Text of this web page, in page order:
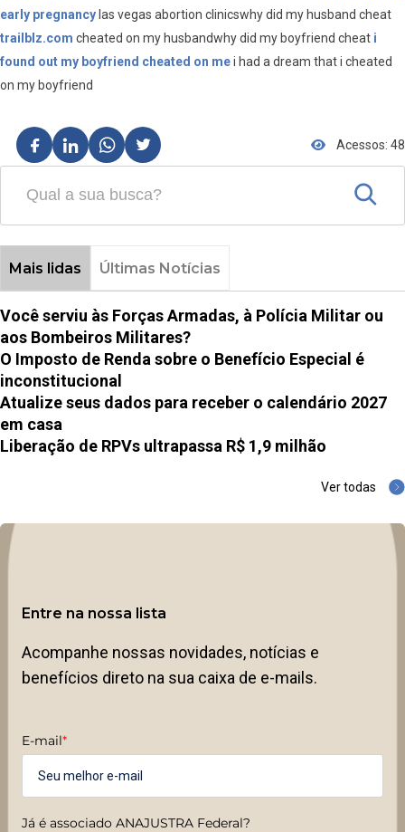
early pregnancy las vegas abortion clinicswhy did my husband cheat
trailblz.com cheated on my husbandwhy did my boyfriend cheat i
found out my boyfriend cheated on mei had a dream that i cheated
on my boyfriend
Acessos: 48
Mais lidas Últimas Notícias
Você serviu às Forças Armadas, à Polícia Militar ou
aos Bombeiros Militares?
O Imposto de Renda sobre o Benefício Especial é
inconstitucional
Atualize seus dados para receber o calendário 2027
em casa
Liberação de RPVs ultrapassa R$ 1,9 milhão
Ver todas
Entre na nossa lista
Acompanhe nossas novidades, notícias e
benefícios direto na sua caixa de e-mails.
E-mail*
Já é associado ANAJUSTRA Federal?